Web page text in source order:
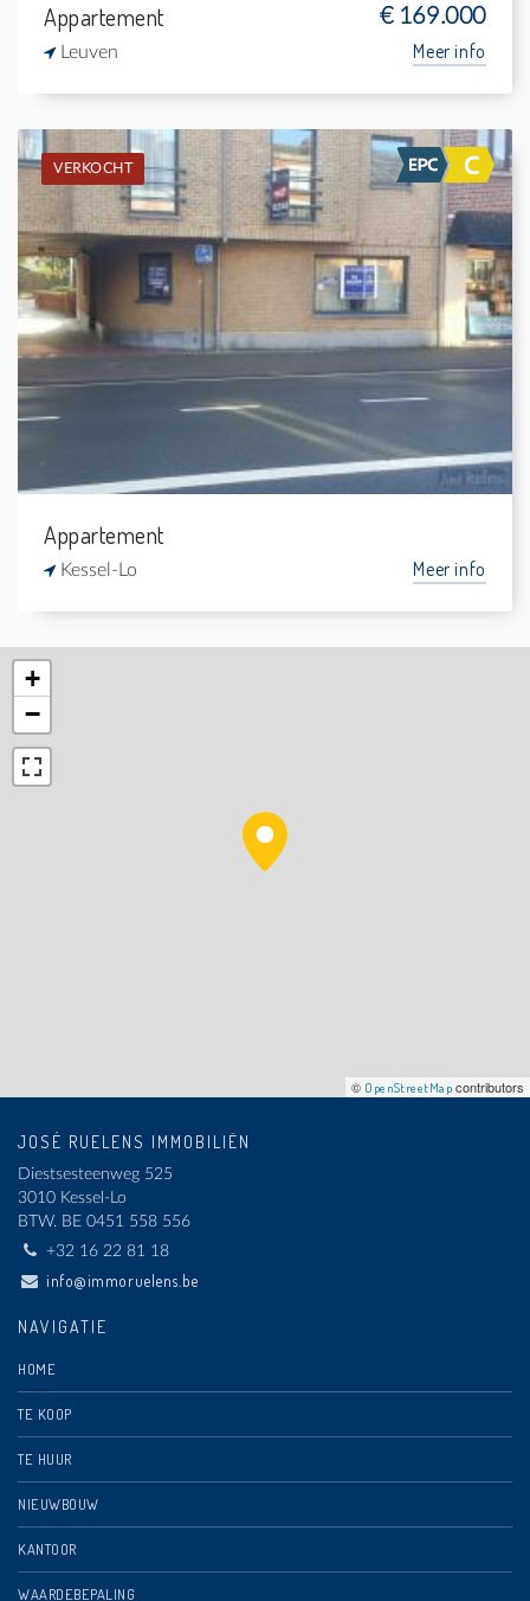
Appartement € 169.000
Leuven Meer info
VERKOCHT
Verkocht: Appartement
1
-
40 m²
Appartement
Kessel-Lo Meer info
+
−
© OpenStreetMap contributors
JOSÉ RUELENS IMMOBILIËN
Diestsesteenweg 525
3010 Kessel-Lo
BTW. BE 0451 558 556
+32 16 22 81 18
info@immoruelens.be
NAVIGATIE
HOME
TE KOOP
TE HUUR
NIEUWBOUW
KANTOOR
WAARDEBEPALING